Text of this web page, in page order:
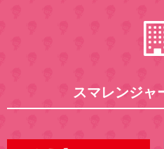
スマレンジャ